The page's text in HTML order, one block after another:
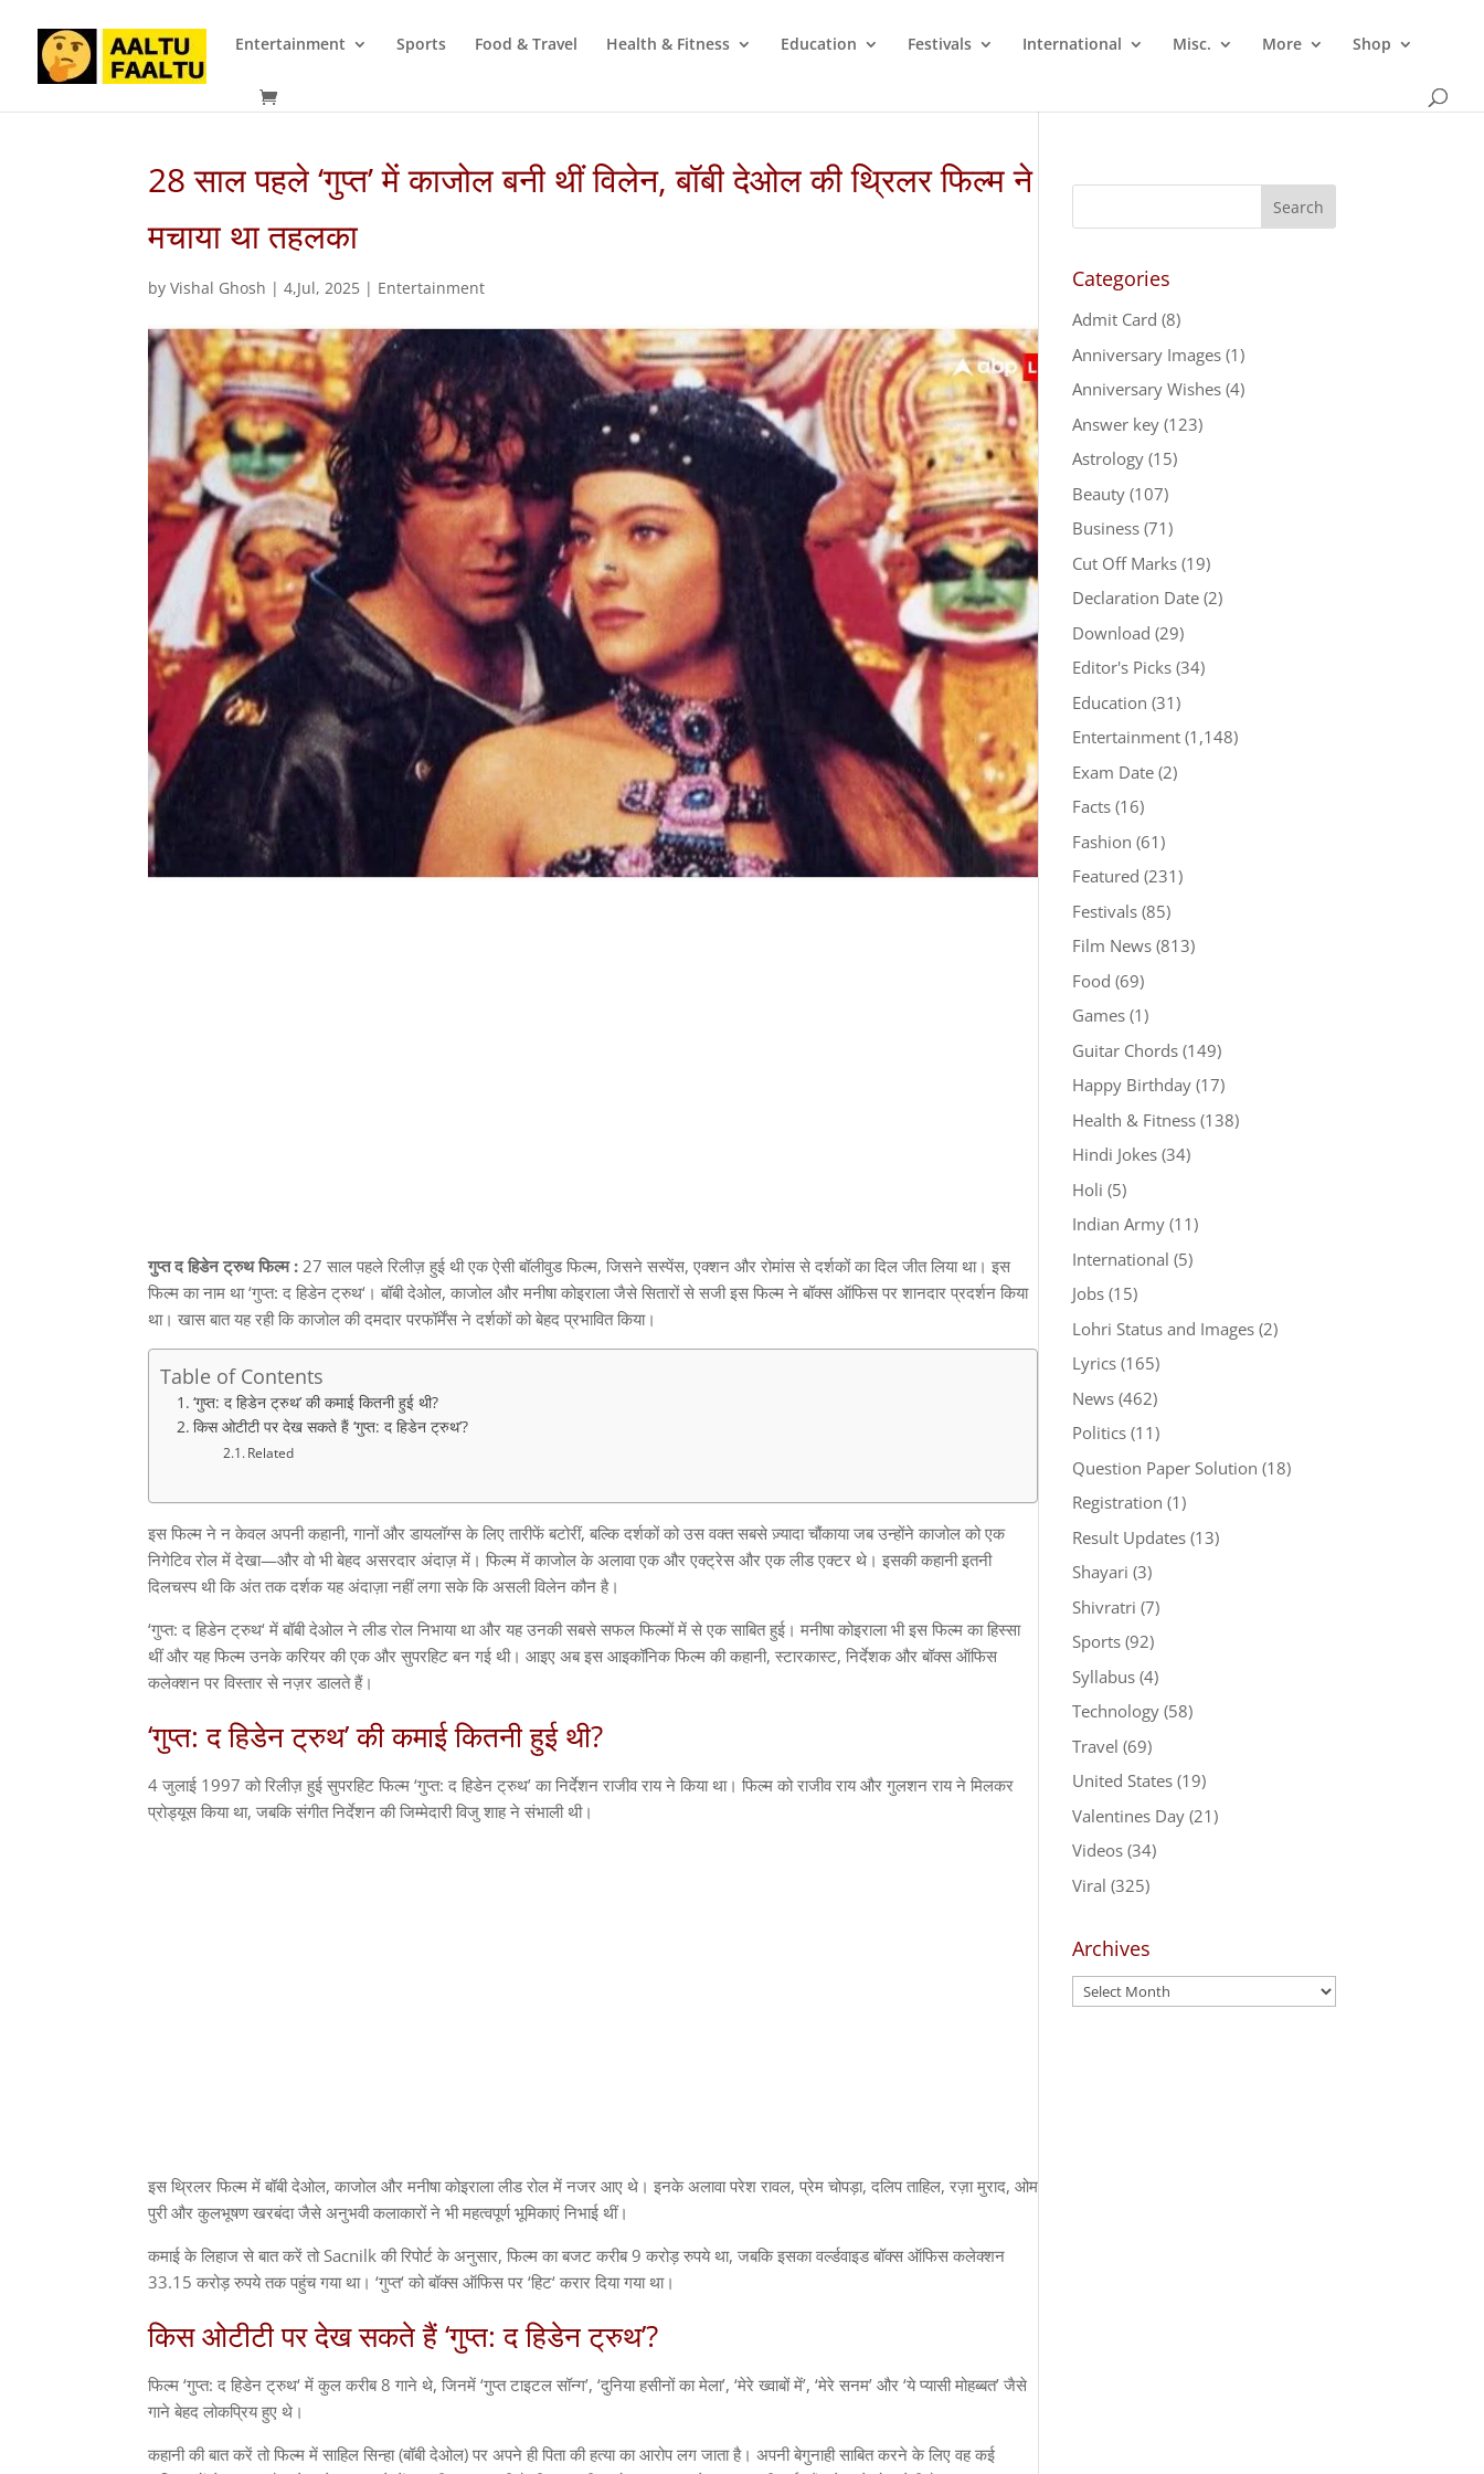
Entertainment Sports Food & Travel Health & Fitness Education Festivals International Misc. More Shop
28 साल पहले ‘गुप्त’ में काजोल बनी थीं विलेन, बॉबी देओल की थ्रिलर फिल्म ने
मचाया था तहलका
byVishal Ghosh |4,Jul, 2025 | Entertainment
गुप्त द हिडेन ट्रुथ फिल्म : 27साल पहले रिलीज़ हुई थी एक ऐसी बॉलीवुड फिल्म,जिसने सस्पेंस,एक्शन और रोमांस से दर्शकों का दिल जीत लिया था। इस
फिल्म का नाम था‘गुप्त:द हिडेन ट्रुथ‘ । बॉबी देओल,काजोल और मनीषा कोइराला जैसे सितारों से सजी इस फिल्म ने बॉक्स ऑफिस पर शानदार प्रदर्शन किया
था। खास बात यह रही कि काजोल की दमदार परफॉर्मेंस ने दर्शकों को बेहद प्रभावित किया।
Table of Contents
‘गुप्त: द हिडेन ट्रुथ’ की कमाई कितनी हुई थी?
किस ओटीटी पर देख सकते हैं ‘गुप्त: द हिडेन ट्रुथ’?
Related
इस फिल्म ने न केवल अपनी कहानी,गानों और डायलॉग्स के लिए तारीफें बटोरीं,बल्कि दर्शकों को उस वक्त सबसे ज़्यादा चौंकाया जब उन्होंने काजोल को एक
निगेटिव रोल में देखा—और वो भी बेहद असरदार अंदाज़ में। फिल्म में काजोल के अलावा एक और एक्ट्रेस और एक लीड एक्टर थे। इसकी कहानी इतनी
दिलचस्प थी कि अंत तक दर्शक यह अंदाज़ा नहीं लगा सके कि असली विलेन कौन है।
‘गुप्त:द हिडेन ट्रुथ‘में बॉबी देओल ने लीड रोल निभाया था और यह उनकी सबसे सफल फिल्मों में से एक साबित हुई। मनीषा कोइराला भी इस फिल्म का हिस्सा
थीं और यह फिल्म उनके करियर की एक और सुपरहिट बन गई थी। आइए अब इस आइकॉनिक फिल्म की कहानी,स्टारकास्ट,निर्देशक और बॉक्स ऑफिस
कलेक्शन पर विस्तार से नज़र डालते हैं।
‘गुप्त:द हिडेन ट्रुथ’की कमाई कितनी हुई थी?
4जुलाई 1997को रिलीज़ हुई सुपरहिट फिल्म ‘गुप्त:द हिडेन ट्रुथ’का निर्देशन राजीव राय ने किया था। फिल्म को राजीव राय और गुलशन राय ने मिलकर
प्रोड्यूस किया था,जबकि संगीत निर्देशन की जिम्मेदारी विजु शाह ने संभाली थी।
इस थ्रिलर फिल्म में बॉबी देओल,काजोल और मनीषा कोइराला लीड रोल में नजर आए थे। इनके अलावा परेश रावल,प्रेम चोपड़ा,दलिप ताहिल,रज़ा मुराद,ओम
पुरी और कुलभूषण खरबंदा जैसे अनुभवी कलाकारों ने भी महत्वपूर्ण भूमिकाएं निभाई थीं।
कमाई के लिहाज से बात करें तोSacnilkकी रिपोर्ट के अनुसार,फिल्म का बजट करीब9करोड़ रुपये था,जबकि इसका वर्ल्डवाइड बॉक्स ऑफिस कलेक्शन
33.15करोड़ रुपये तक पहुंच गया था। ‘गुप्त‘को बॉक्स ऑफिस पर ‘हिट‘करार दिया गया था।
किस ओटीटी पर देख सकते हैं‘गुप्त:द हिडेन ट्रुथ’?
फिल्म ‘गुप्त:द हिडेन ट्रुथ‘में कुल करीब8गाने थे,जिनमें ‘गुप्त टाइटल सॉन्ग’, ‘दुनिया हसीनों का मेला’, ‘मेरे ख्वाबों में’, ‘मेरे सनम’और ‘ये प्यासी मोहब्बत’जैसे
गाने बेहद लोकप्रिय हुए थे।
कहानी की बात करें तो फिल्म में साहिल सिन्हा(बॉबी देओल)पर अपने ही पिता की हत्या का आरोप लग जाता है। अपनी बेगुनाही साबित करने के लिए वह कई
Categories
Admit Card (8)
Anniversary Images(1)
Anniversary Wishes(4)
Answer key(123)
Astrology(15)
Beauty(107)
Business(71)
Cut Off Marks(19)
Declaration Date(2)
Download (29)
Editor's Picks(34)
Education (31)
Entertainment(1,148)
Exam Date(2)
Facts(16)
Fashion (61)
Featured (231)
Festivals(85)
Film News(813)
Food (69)
Games(1)
Guitar Chords(149)
Happy Birthday(17)
Health & Fitness(138)
Hindi Jokes(34)
Holi (5)
Indian Army(11)
International (5)
Jobs(15)
Lohri Status and Images(2)
Lyrics(165)
News(462)
Politics(11)
Question Paper Solution (18)
Registration (1)
Result Updates(13)
Shayari (3)
Shivratri (7)
Sports(92)
Syllabus(4)
Technology(58)
Travel (69)
United States(19)
Valentines Day(21)
Videos(34)
Viral (325)
Archives
Archives